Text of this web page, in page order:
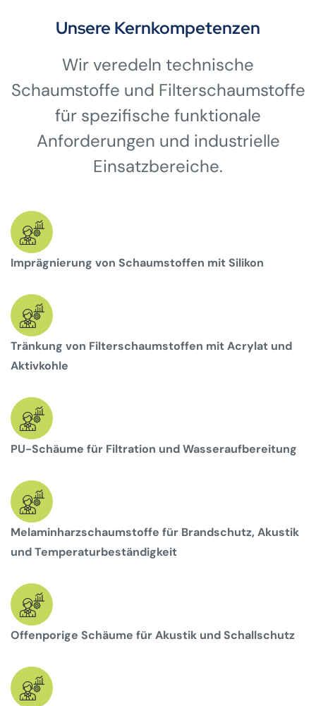
Unsere Kernkompetenzen
Wir veredeln technische
Schaumstoffe und Filterschaumstoffe
für spezifische funktionale
Anforderungen und industrielle
Einsatzbereiche.
Imprägnierung von Schaumstoffen mit Silikon
Tränkung von Filterschaumstoffen mit Acrylat und
Aktivkohle
PU-Schäume für Filtration und Wasseraufbereitung
Melaminharzschaumstoffe für Brandschutz, Akustik
und Temperaturbeständigkeit
Offenporige Schäume für Akustik und Schallschutz